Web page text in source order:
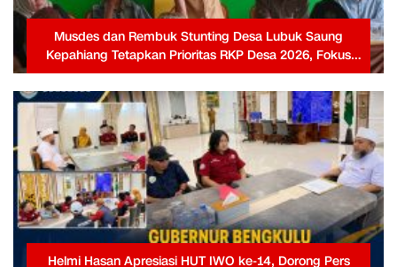
Musdes dan Rembuk Stunting Desa Lubuk Saung
Kepahiang Tetapkan Prioritas RKP Desa 2026, Fokus
Infrastruktur dan Penurunan Stunting
Helmi Hasan Apresiasi HUT IWO ke-14, Dorong Pers